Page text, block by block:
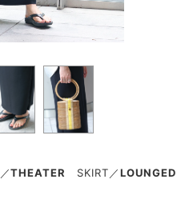
／THEATER SKIRT ／LOUNGED